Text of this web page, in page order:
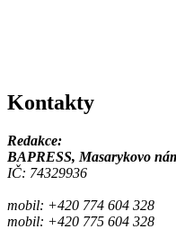
Kontakty
Redakce:
BAPRESS, Masarykovo
IČ: 74329936
mobil: +420 774 604 328
mobil: +420 775 604 328